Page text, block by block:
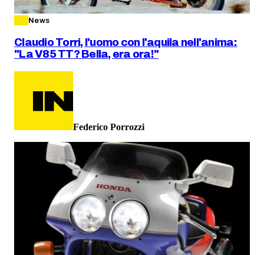
News
Claudio Torri, l'uomo con l'aquila nell'anima:
"La V85 TT? Bella, era ora!"
Federico Porrozzi